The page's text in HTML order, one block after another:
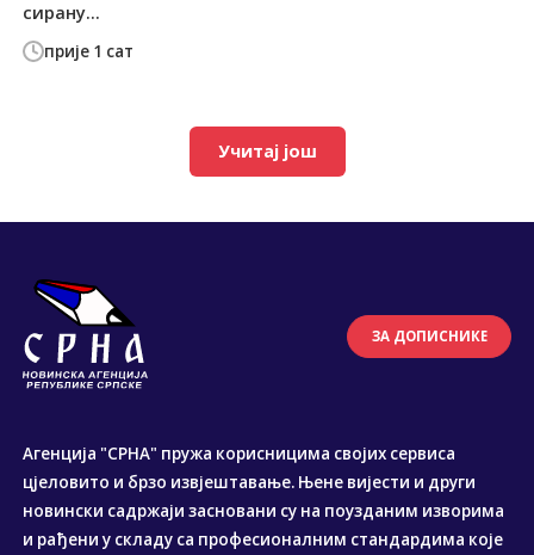
прије 1 сат
сирану...
Учитај још
ЗА ДОПИСНИКЕ
Агенција "СРНА" пружа корисницима својих сервиса
цјеловито и брзо извјештавање. Њене вијести и други
новински садржаји засновани су на поузданим изворима
и рађени у складу са професионалним стандардима које